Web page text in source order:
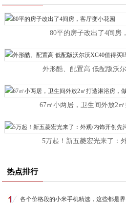
80平的房子改出了4间房
外形酷、配置高 低配版沃
67㎡小两居，卫生间外放2
5万起！新五菱宏光来了：
热点排行
各个价格段的小米手机精选，这些都是